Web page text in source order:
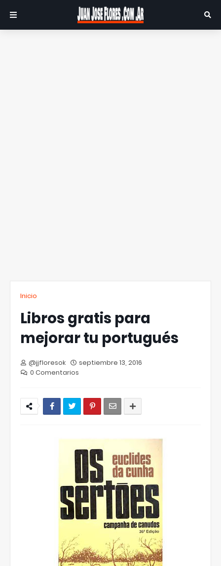
Inicio
Libros gratis para
mejorar tu portugués
@jjfloresok
septiembre 13, 2016
0 Comentarios